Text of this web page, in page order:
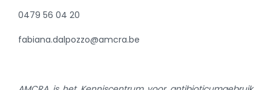
0479 56 04 20
fabiana.dalpozzo@amcra.be